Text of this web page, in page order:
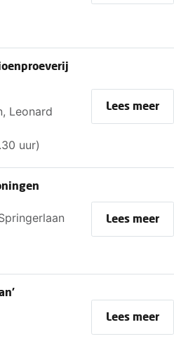
Leonard
uur)
Lees meer
Lees meer
Lees meer